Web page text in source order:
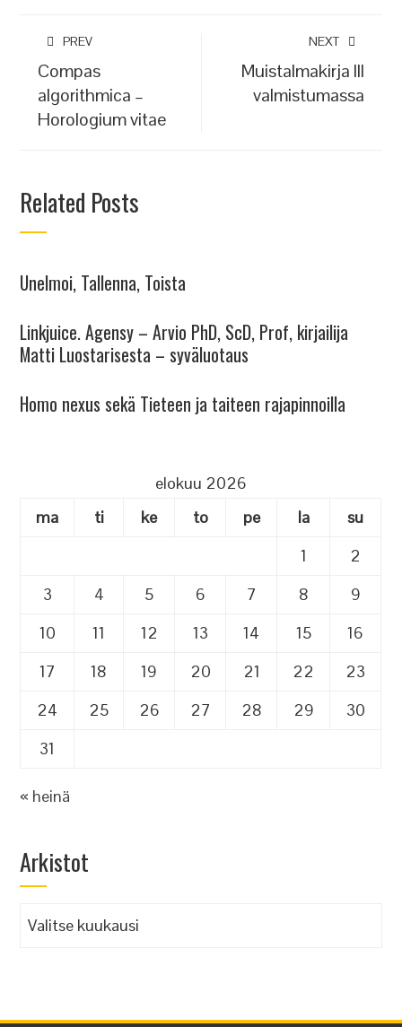
PREV
Compas
algorithmica –
Horologium vitae
NEXT
Muistalmakirja III
valmistumassa
Related Posts
Unelmoi, Tallenna, Toista
Linkjuice. Agensy – Arvio PhD, ScD, Prof, kirjailija
Matti Luostarisesta – syväluotaus
Homo nexus sekä Tieteen ja taiteen rajapinnoilla
elokuu 2026
ma
ti ke to pe la
su
1
2
3
4 5 6 7 8
9
10
11 12 13 14 15
16
17
18 19 20 21 22
23
24
25 26 27 28 29
30
31
« heinä
Arkistot
Arkistot